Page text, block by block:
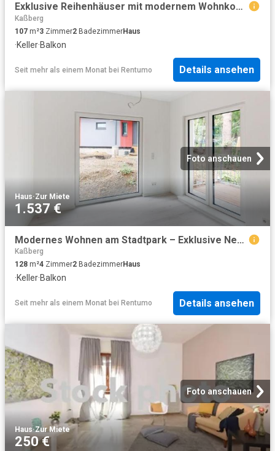
Exklusive Reihenhäuser mit modernem Wohnkomfort direkt am Stadtpark
Kaßberg
107 m²3 Zimmer2 BadezimmerHaus
·Keller·Balkon
Seit mehr als einem Monat bei Rentumo Details ansehen
Foto anschauen
Haus·Zur Miete
1.537 €
Modernes Wohnen am Stadtpark – Exklusive Neubau Reihenhäuser in Chemnitz
Kaßberg
128 m²4 Zimmer2 BadezimmerHaus
·Keller·Balkon
Seit mehr als einem Monat bei Rentumo Details ansehen
Foto anschauen
Haus·Zur Miete
250 €